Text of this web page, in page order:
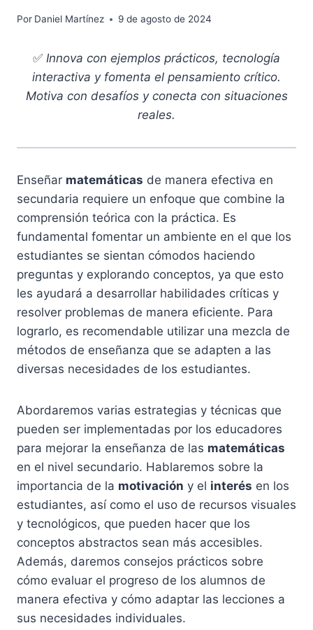
Por Daniel Martínez 9 de agosto de 2024
✅ Innova con ejemplos prácticos, tecnología
interactiva y fomenta el pensamiento crítico.
Motiva con desafíos y conecta con situaciones
reales.
Enseñar matemáticas de manera efectiva en
secundaria requiere un enfoque que combine la
comprensión teórica con la práctica. Es
fundamental fomentar un ambiente en el que los
estudiantes se sientan cómodos haciendo
preguntas y explorando conceptos, ya que esto
les ayudará a desarrollar habilidades críticas y
resolver problemas de manera eficiente. Para
lograrlo, es recomendable utilizar una mezcla de
métodos de enseñanza que se adapten a las
diversas necesidades de los estudiantes.
Abordaremos varias estrategias y técnicas que
pueden ser implementadas por los educadores
para mejorar la enseñanza de las matemáticas
en el nivel secundario. Hablaremos sobre la
importancia de la motivación y el interés en los
estudiantes, así como el uso de recursos visuales
y tecnológicos, que pueden hacer que los
conceptos abstractos sean más accesibles.
Además, daremos consejos prácticos sobre
cómo evaluar el progreso de los alumnos de
manera efectiva y cómo adaptar las lecciones a
sus necesidades individuales.